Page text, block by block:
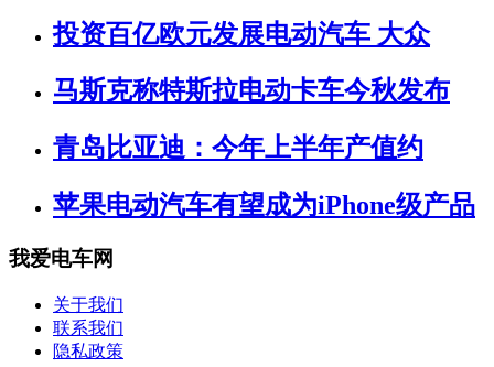
投资百亿欧元发展电动汽车 大众
马斯克称特斯拉电动卡车今秋发布
青岛比亚迪：今年上半年产值约
苹果电动汽车有望成为iPhone级产品
我爱电车网
关于我们
联系我们
隐私政策